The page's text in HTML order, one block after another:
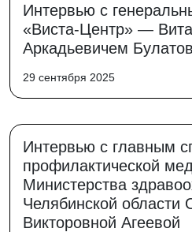
Интервью с
«Виста-Центр» —
Аркадьевичем
29 сентября 2025
Интервью с главным
профилактической
Министерства
Челябинской области
Викторовной Агеевой